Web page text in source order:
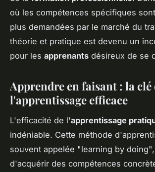
où les compétences spécifiques
plus demandées par le marché du
théorie et pratique est devenu un
pour les apprenants désireux de se
Apprendre en faisant : la clé
l'apprentissage efficace
L'efficacité de l'apprentissage
indéniable. Cette méthode
souvent appelée "learning by
d'acquérir des compétences